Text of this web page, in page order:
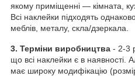
якому приміщенні — кімната,
Всі наклейки підходять
меблів, металу, скла/дзеркала.
3. Терміни виробництва - 2-3
що всі наклейки є в наявності.
має широку модифікацію